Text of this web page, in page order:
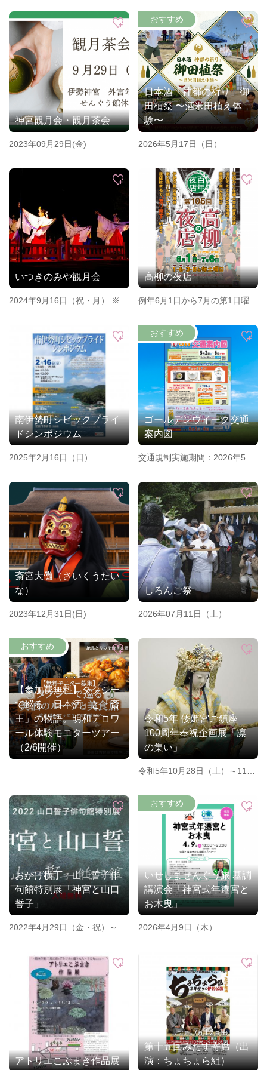
神宮観月会・観月茶会
2023年09月29日(金)
日本酒「神都の祈り」御
田植祭 〜酒米田植え体
験〜
2026年5月17日（日）
いつきのみや観月会
2024年9月16日（祝・月） ※中
高柳の夜店
例年6月1日から7月の第1日曜日
と毎週土曜日
南伊勢町シビックプライ
ドシンポジウム
2025年2月16日（日）
ゴールデンウイーク交通
案内図
交通規制実施期間：2026年5月
斎宮大儺（さいくうたい
な）
2023年12月31日(日)
しろんご祭
2026年07月11日（土）
【参加費無料】タクシー
で巡る「日本酒」と「斎
王」の物語。明和テロワ
ール体験モニターツアー
（2/6開催）
令和5年 倭姫宮ご鎮座
100周年奉祝企画展「凛
の集い」
令和5年10月28日（土）～11月
おかげ横丁 山口誓子俳
句館特別展「神宮と山口
誓子」
2022年4月29日（金・祝）～5
いせしませんぐう旅 基調
講演会「神宮式年遷宮と
お木曳」
2026年4月9日（木）
アトリエこぶまき作品展
第十五回みたす寄席（出
演：ちょちょら組）